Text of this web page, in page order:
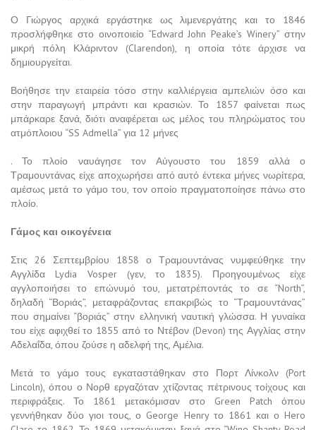
Ο Γιώργος αρχικά εργάστηκε ως λιμενεργάτης και το 1846
προσλήφθηκε στο οινοποιείο “Edward John Peake’s Winery” στην
μικρή πόλη Κλάριντον (Clarendon), η οποία τότε άρχισε να
δημιουργείται.
Βοήθησε την εταιρεία τόσο στην καλλιέργεια αμπελιών όσο και
στην παραγωγή μπράντι και κρασιών. Το 1857 φαίνεται πως
μπάρκαρε ξανά, διότι αναφέρεται ως μέλος του πληρώματος του
ατμόπλοιου “SS Admella” για 12 μήνες
. Το πλοίο ναυάγησε τον Αύγουστο του 1859 αλλά ο
Τραμουντάνας είχε αποχωρήσει από αυτό έντεκα μήνες νωρίτερα,
αμέσως μετά το γάμο του, τον οποίο πραγματοποίησε πάνω στο
πλοίο.
Γάμος και οικογένεια
Στις 26 Σεπτεμβρίου 1858 ο Τραμουντάνας νυμφεύθηκε την
Αγγλίδα Lydia Vosper (γεν, το 1835). Προηγουμένως είχε
αγγλοποιήσει το επώνυμό του, μετατρέποντάς το σε “North”,
δηλαδή “Βοριάς”, μεταφράζοντας επακριβώς το “Τραμουντάνας”
που σημαίνει “βοριάς” στην ελληνική ναυτική γλώσσα. Η γυναίκα
του είχε αφιχθεί το 1855 από το Ντέβον (Devon) της Αγγλίας στην
Αδελαΐδα, όπου ζούσε η αδελφή της, Αμέλια.
Μετά το γάμο τους εγκαταστάθηκαν στο Πορτ Λίνκολν (Port
Lincoln), όπου ο Νορθ εργαζόταν χτίζοντας πέτρινους τοίχους και
περιφράξεις. Το 1861 μετακόμισαν στο Green Patch όπου
γεννήθηκαν δύο γιοι τους, ο George Henry το 1861 και ο Hero